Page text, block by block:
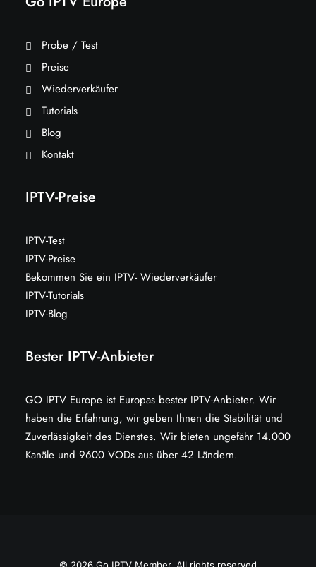
Probe / Test
Preise
Wiederverkäufer
Tutorials
Blog
Kontakt
IPTV-Preise
IPTV-Test
IPTV-Preise
Bekommen Sie ein IPTV- Wiederverkäufer
IPTV-Tutorials
IPTV-Blog
Bester IPTV-Anbieter
GO IPTV Europe ist Europas bester IPTV-Anbieter. Wir
haben die Erfahrung, wir geben Ihnen die Stabilität und
Zuverlässigkeit des Dienstes. Wir bieten ungefähr 14.000
Kanäle und 9600 VODs aus über 42 Ländern.